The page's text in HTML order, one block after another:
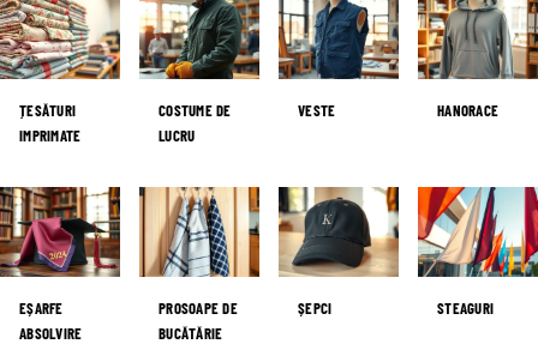
ȚESĂTURI
IMPRIMATE
COSTUME DE
LUCRU
VESTE HANORACE
EȘARFE
ABSOLVIRE
PROSOAPE DE
BUCĂTĂRIE
ȘEPCI STEAGURI